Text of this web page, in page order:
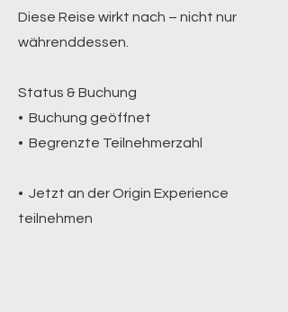
Diese Reise wirkt nach – nicht nur
währenddessen.
Status & Buchung
• Buchung geöffnet
• Begrenzte Teilnehmerzahl
• Jetzt an der Origin Experience
teilnehmen